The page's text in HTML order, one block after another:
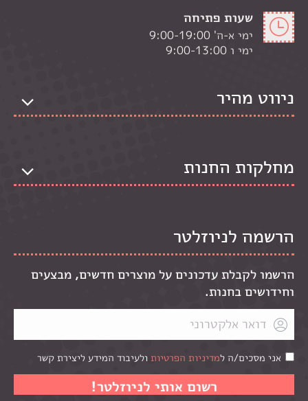
שעות פתיחה
ימי א-ה' 9:00-19:00
ימי ו 9:00-13:00
ניווט מהיר
מחלקות החנות
הרשמה לניוזלטר
הרשמו לקבלת עדכונים על מוצרים חדשים, מבצעים
וחידושים בחנות.
אני מסכים/ה למדיניות הפרטיות ולעיבוד המידע ליצירת קשר